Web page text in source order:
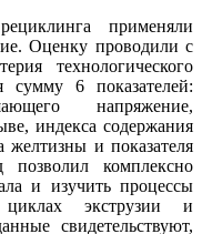
применяли
Оценку проводили с
технологического
сумму 6 показателей:
напряжение,
индекса содержания
желтизны и показателя
позволил комплексно
и изучить процессы
экструзии и
свидетельствуют,